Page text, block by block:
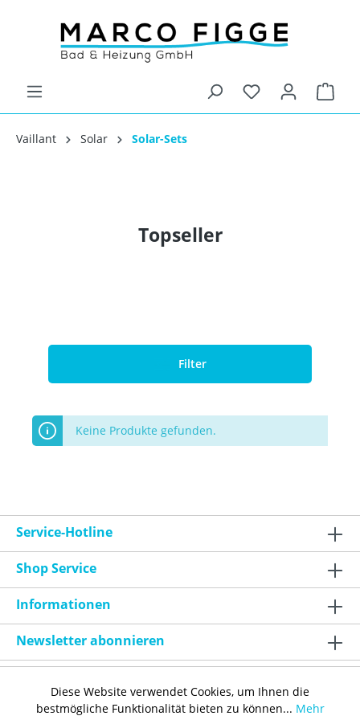
Vaillant Solar Solar-Sets
Topseller
Filter
Keine Produkte gefunden.
Service-Hotline
Shop Service
Informationen
Newsletter abonnieren
Diese Website verwendet Cookies, um Ihnen die
bestmögliche Funktionalität bieten zu können... Mehr